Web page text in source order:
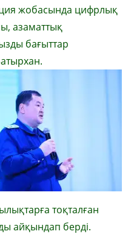
жобасында цифрлық
азаматтық
бағыттар
тоқталған
айқындап берді.